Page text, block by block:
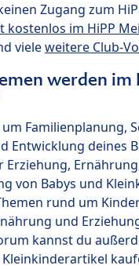
Zugang zum
kostenlos im HiPP
vieleweitere Club-
werden im
Familienplanung,
Entwicklung deines
Erziehung,
von Babys und
rund um
und
kannst du
Kleinkinderartikel